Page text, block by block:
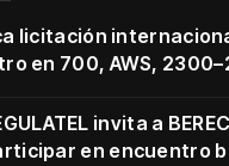
licitación
en 700, AWS,
invita a
en encuentro